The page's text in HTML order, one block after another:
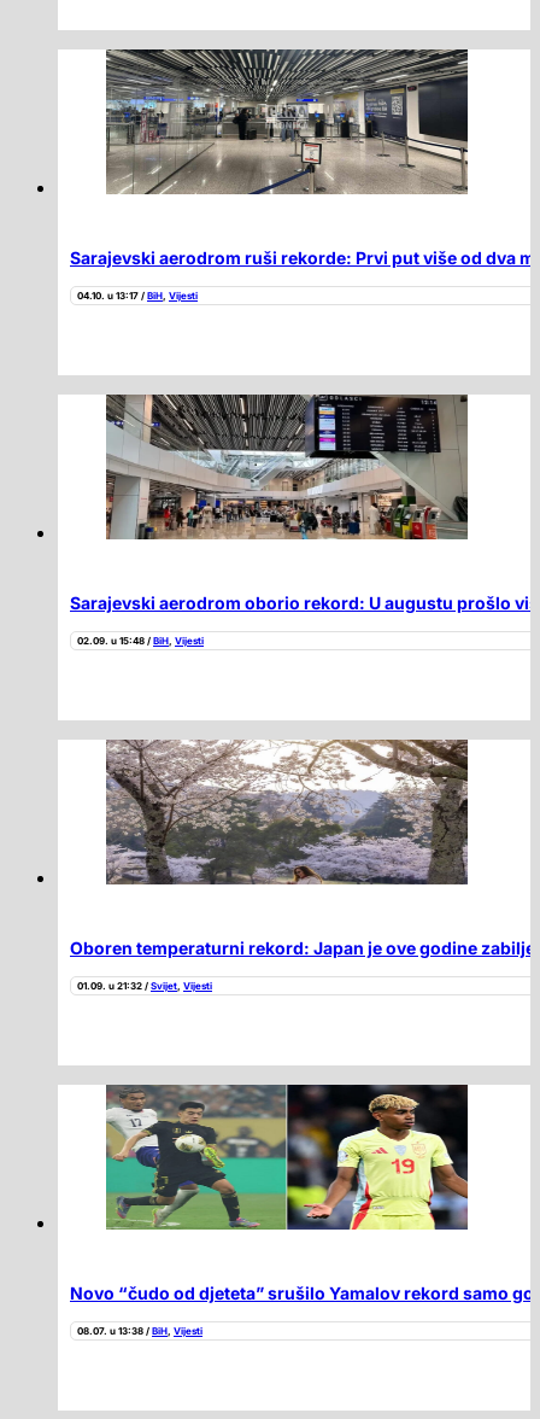
Sarajevski aerodrom ruši rekorde: Prvi put više od dva
04.10. u 13:17 / BiH, Vijesti
Sarajevski aerodrom oborio rekord: U augustu prošlo
02.09. u 15:48 / BiH, Vijesti
Oboren temperaturni rekord: Japan je ove godine
01.09. u 21:32 / Svijet, Vijesti
Novo “čudo od djeteta” srušilo Yamalov rekord samo
08.07. u 13:38 / BiH, Vijesti